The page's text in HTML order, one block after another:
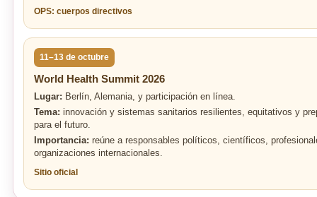
OPS: cuerpos directivos
11–13 de octubre
World Health Summit 2026
Lugar: Berlín, Alemania, y participación en línea.
Tema: innovación y sistemas sanitarios resilientes, equitativos y
para el futuro.
Importancia: reúne a responsables políticos, científicos,
organizaciones internacionales.
Sitio oficial